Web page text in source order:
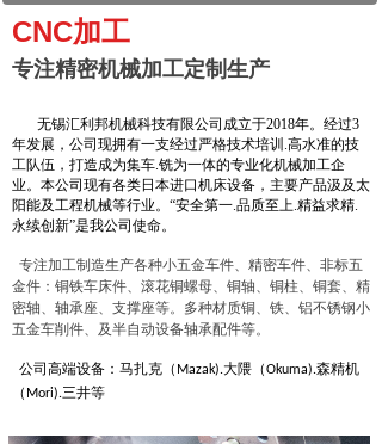
CNC加工
专注精密机械加工定制生产
无锡汇利邦机械科技有限公司成立于2018年。经过3
年发展，公司现拥有一支经过严格技术培训.高水准的技
工队伍，打造成为集车.铣为一体的专业化机械加工企
业。本公司现有各类日本进口机床设备，主要产品汲及太
阳能及工程机械等行业。“安全第一.品质至上.精益求精.
永续创新”是我公司使命。
专注加工制造生产各种小五金车件、精密车件、非标五
金件：铜铁车床件、滚花铜螺母、铜轴、铜柱、铜套、精
密轴、轴承座、支撑座等。多种材质铜、铁、铝不锈钢小
五金车削件、及半自动设备轴承配件等。
公司高端设备：马扎克（ Mazak).大隈（Okuma).森精机
（ Mori).三井等